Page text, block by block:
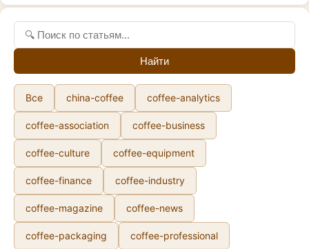
Найти
Все china-coffee coffee-analytics
coffee-association coffee-business
coffee-culture coffee-equipment
coffee-finance coffee-industry
coffee-magazine coffee-news
coffee-packaging coffee-professional